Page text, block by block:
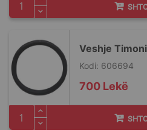
Veshje
Kodi: 606694
700 Lekë